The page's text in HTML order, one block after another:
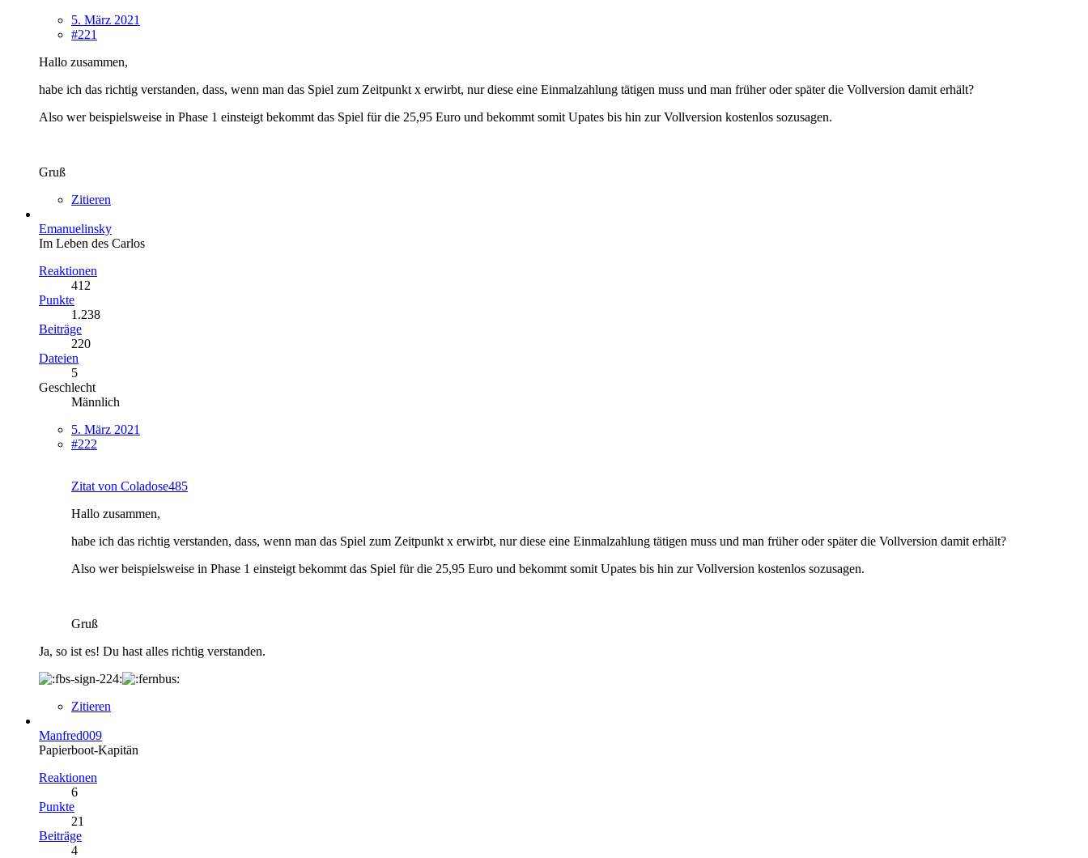
5. März 2021
#221
Hallo zusammen,
habe ich das richtig verstanden, dass, wenn man das Spiel zum Zeitpunkt x erwirbt, nur diese eine Einmalzahlung tätigen muss und man früher oder später die Vollversion damit erhält?
Also wer beispielsweise in Phase 1 einsteigt bekommt das Spiel für die 25,95 Euro und bekommt somit Upates bis hin zur Vollversion kostenlos sozusagen.
Gruß
Zitieren
Emanuelinsky
Im Leben des Carlos
Reaktionen
412
Punkte
1.238
Beiträge
220
Dateien
5
Geschlecht
Männlich
5. März 2021
#222
Zitat von Coladose485
Hallo zusammen,
habe ich das richtig verstanden, dass, wenn man das Spiel zum Zeitpunkt x erwirbt, nur diese eine Einmalzahlung tätigen muss und man früher oder später die Vollversion damit erhält?
Also wer beispielsweise in Phase 1 einsteigt bekommt das Spiel für die 25,95 Euro und bekommt somit Upates bis hin zur Vollversion kostenlos sozusagen.
Gruß
Ja, so ist es! Du hast alles richtig verstanden.
Zitieren
Manfred009
Papierboot-Kapitän
Reaktionen
6
Punkte
21
Beiträge
4